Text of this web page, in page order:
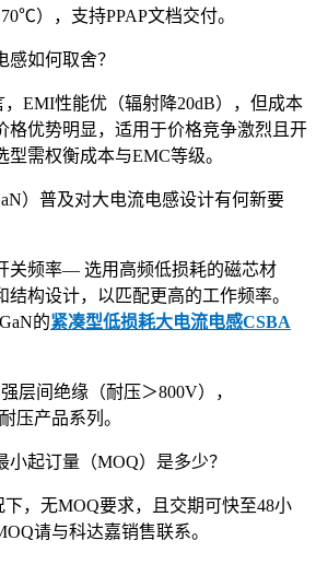
），支持PPAP文档交付。
如何取舍？
EMI性能优（辐射降20dB），但成本
格优势明显，适用于价格竞争激烈且开
需权衡成本与EMC等级。
）普及对大电流电感设计有何新要
关频率— 选用高频低损耗的磁芯材
结构设计，以匹配更高的工作频率。
的紧凑型低损耗大电流电感CSBA
间绝缘（耐压＞800V），
压产品系列。
起订量（MOQ）是多少？
，无MOQ要求，且交期可快至48小
请与科达嘉销售联系。